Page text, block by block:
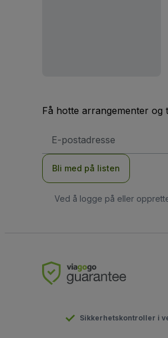
Få hotte arrangementer og
postadresse
Bli med på listen
Ved å logge på eller
Sikkerhetskontroller i